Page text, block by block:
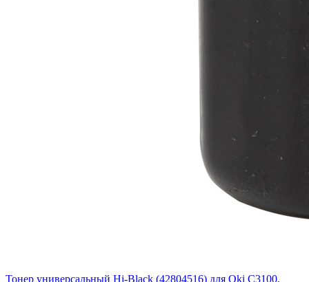
Тонер универсальный Hi-Black (42804516) для Oki С3100,